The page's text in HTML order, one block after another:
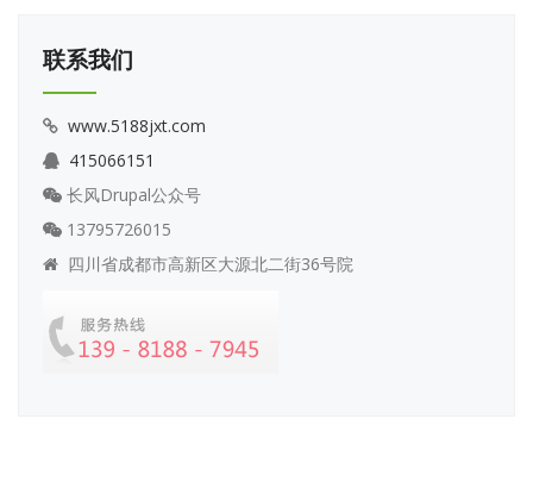
联系我们
www.5188jxt.com
415066151
长风Drupal公众号
13795726015
四川省成都市高新区大源北二街36号院